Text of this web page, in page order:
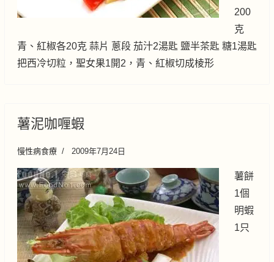
200
克
青、紅椒各20克 蒜片 蔥段 茄汁2湯匙 鹽半茶匙 糖1湯匙
把西冷切粒，聖女果1開2，青、紅椒切成棱形
薯泥咖喱蝦
慢性病食療 2009年7月24日
薯餅
1個
明蝦
1只